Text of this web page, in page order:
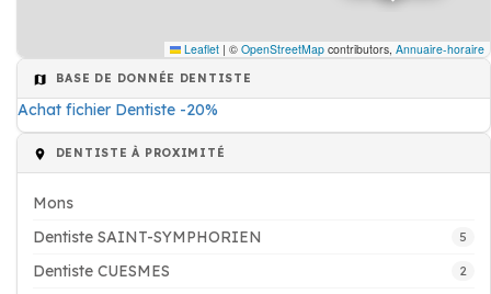
Leaflet | © OpenStreetMap contributors, Annuaire-horaire
BASE DE DONNÉE DENTISTE
Achat fichier Dentiste -20%
DENTISTE À PROXIMITÉ
Mons
Dentiste SAINT-SYMPHORIEN
5
Dentiste CUESMES 2